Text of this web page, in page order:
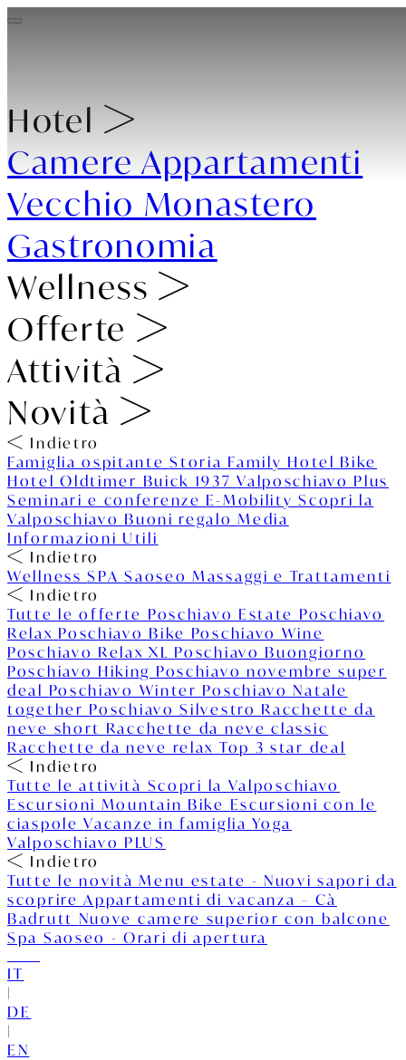
Hotel
Camere Appartamenti
Vecchio Monastero
Gastronomia
Wellness
Offerte
Attività
Novità
Indietro
Famiglia ospitanteStoria Family Hotel Bike
HotelOldtimer Buick 1937Valposchiavo Plus
Seminari e conferenze E-MobilityScopri la
Valposchiavo Buoni regaloMedia
Informazioni Utili
Indietro
WellnessSPA SaoseoMassaggi e Trattamenti
Indietro
Tutte le offerte Poschiavo Estate Poschiavo
Relax Poschiavo Bike Poschiavo Wine
Poschiavo Relax XL Poschiavo Buongiorno
Poschiavo Hiking Poschiavo novembre super
deal Poschiavo Winter Poschiavo Natale
together Poschiavo Silvestro Racchette da
neve short Racchette da neve classic
Racchette da neve relax Top 3 star deal
Indietro
Tutte le attività Scopri la Valposchiavo
Escursioni Mountain Bike Escursioni con le
ciaspoleVacanze in famigliaYoga
Valposchiavo PLUS
Indietro
Tutte le novitàMenu estate - Nuovi sapori da
scoprireAppartamenti di vacanza – Cà
Badrutt Nuove camere superior con balcone
Spa Saoseo - Orari di apertura
IT
|
DE
|
EN